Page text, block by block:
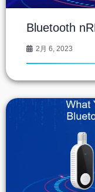
Bluetooth
2月 6, 2023